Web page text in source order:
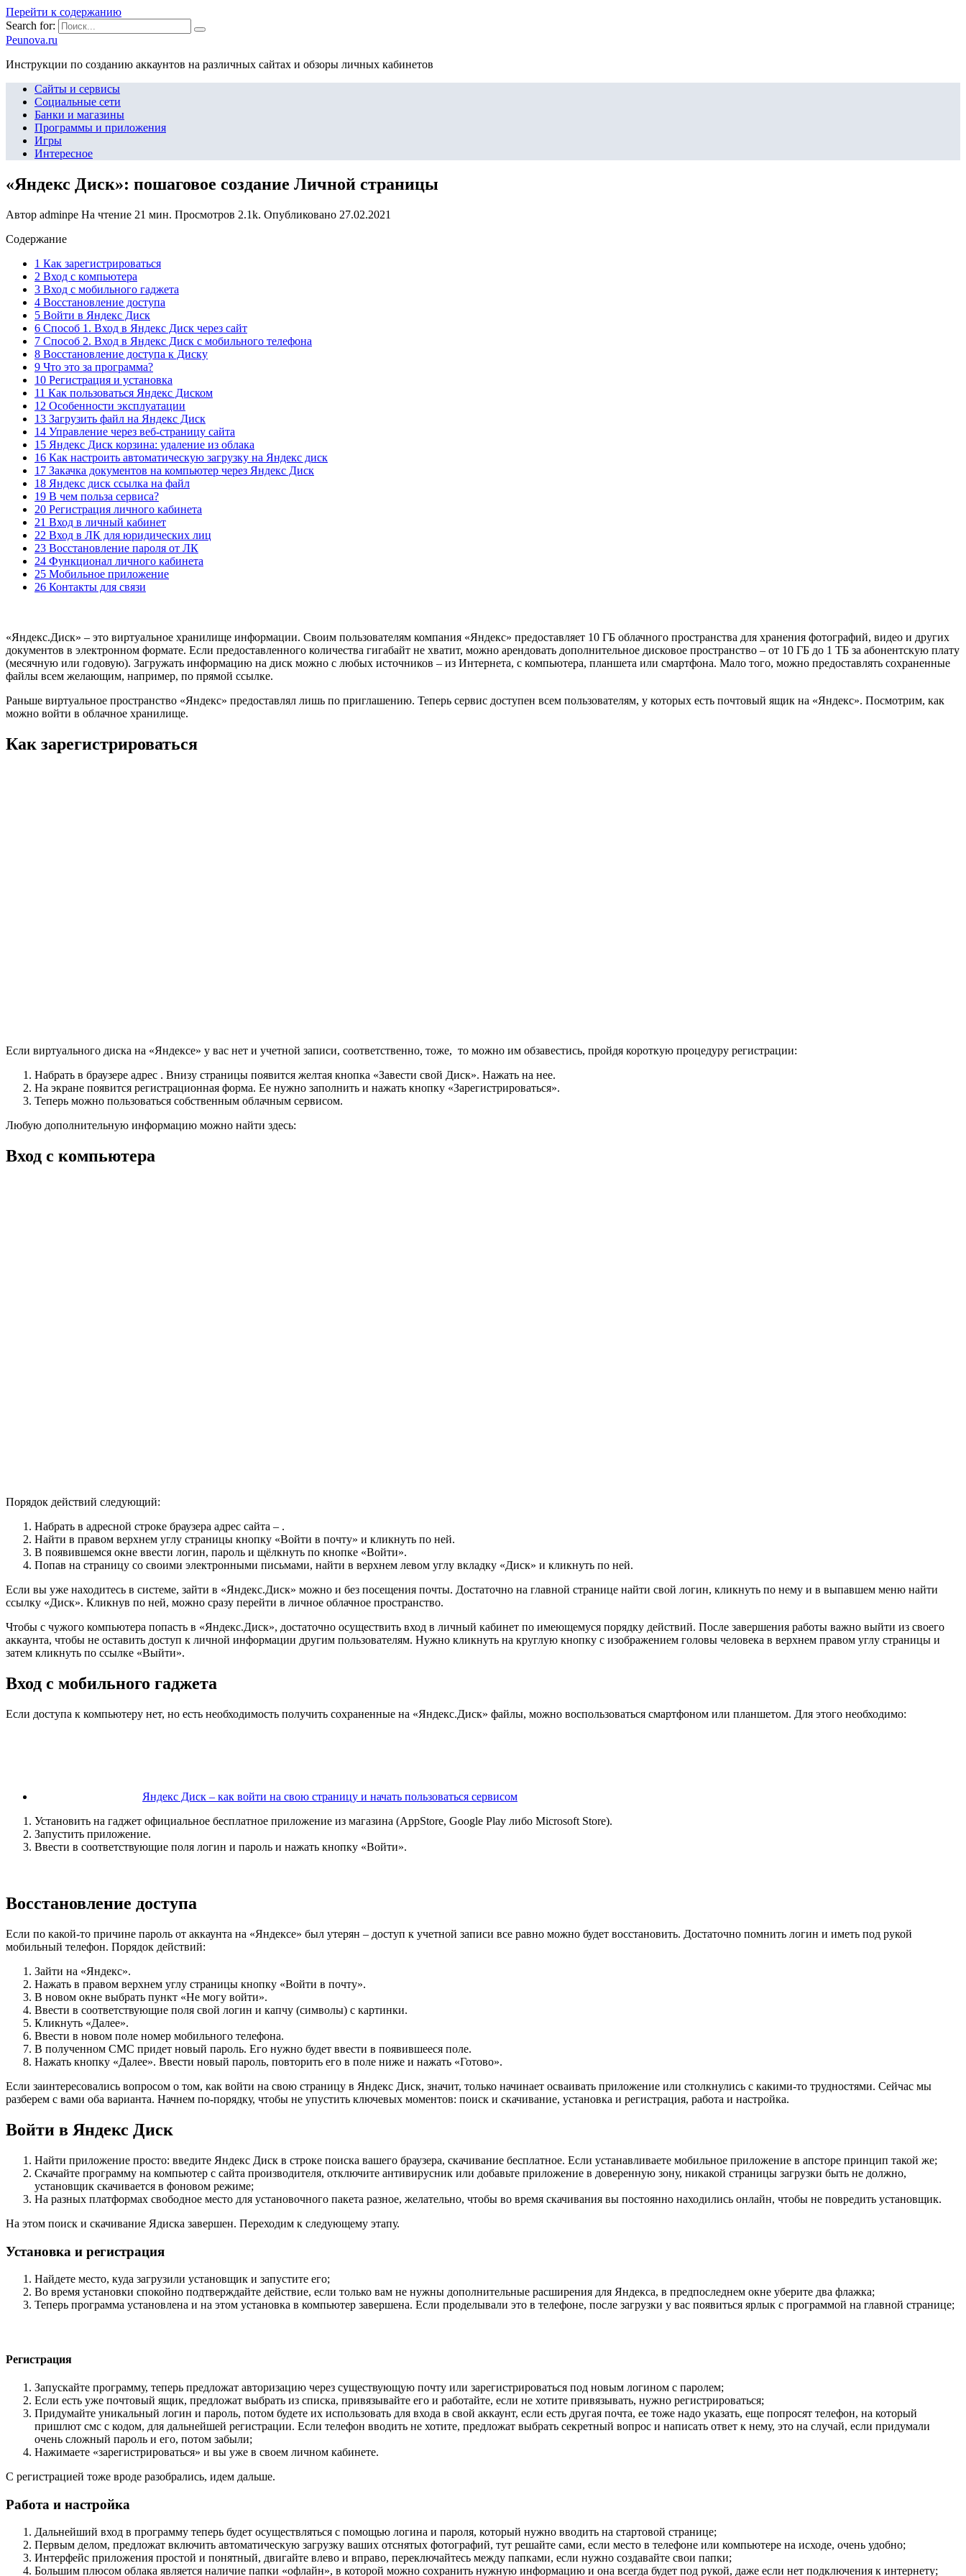
Перейти к содержанию
Search for:
Peunova.ru
Инструкции по созданию аккаунтов на различных сайтах и обзоры личных кабинетов
Сайты и сервисы
Социальные сети
Банки и магазины
Программы и приложения
Игры
Интересное
«Яндекс Диск»: пошаговое создание Личной страницы
Автор adminpe На чтение 21 мин. Просмотров 2.1k. Опубликовано 27.02.2021
Содержание
1 Как зарегистрироваться
2 Вход с компьютера
3 Вход с мобильного гаджета
4 Восстановление доступа
5 Войти в Яндекс Диск
6 Способ 1. Вход в Яндекс Диск через сайт
7 Способ 2. Вход в Яндекс Диск с мобильного телефона
8 Восстановление доступа к Диску
9 Что это за программа?
10 Регистрация и установка
11 Как пользоваться Яндекс Диском
12 Особенности эксплуатации
13 Загрузить файл на Яндекс Диск
14 Управление через веб-страницу сайта
15 Яндекс Диск корзина: удаление из облака
16 Как настроить автоматическую загрузку на Яндекс диск
17 Закачка документов на компьютер через Яндекс Диск
18 Яндекс диск ссылка на файл
19 В чем польза сервиса?
20 Регистрация личного кабинета
21 Вход в личный кабинет
22 Вход в ЛК для юридических лиц
23 Восстановление пароля от ЛК
24 Функционал личного кабинета
25 Мобильное приложение
26 Контакты для связи
«Яндекс.Диск» – это виртуальное хранилище информации. Своим пользователям компания «Яндекс» предоставляет 10 ГБ облачного пространства для хранения фотографий, видео и других
документов в электронном формате. Если предоставленного количества гигабайт не хватит, можно арендовать дополнительное дисковое пространство – от 10 ГБ до 1 ТБ за абонентскую плату
(месячную или годовую). Загружать информацию на диск можно с любых источников – из Интернета, с компьютера, планшета или смартфона. Мало того, можно предоставлять сохраненные
файлы всем желающим, например, по прямой ссылке.
Раньше виртуальное пространство «Яндекс» предоставлял лишь по приглашению. Теперь сервис доступен всем пользователям, у которых есть почтовый ящик на «Яндекс». Посмотрим, как
можно войти в облачное хранилище.
Как зарегистрироваться
Если виртуального диска на «Яндексе» у вас нет и учетной записи, соответственно, тоже, то можно им обзавестись, пройдя короткую процедуру регистрации:
Набрать в браузере адрес . Внизу страницы появится желтая кнопка «Завести свой Диск». Нажать на нее.
На экране появится регистрационная форма. Ее нужно заполнить и нажать кнопку «Зарегистрироваться».
Теперь можно пользоваться собственным облачным сервисом.
Любую дополнительную информацию можно найти здесь:
Вход с компьютера
Порядок действий следующий:
Набрать в адресной строке браузера адрес сайта – .
Найти в правом верхнем углу страницы кнопку «Войти в почту» и кликнуть по ней.
В появившемся окне ввести логин, пароль и щёлкнуть по кнопке «Войти».
Попав на страницу со своими электронными письмами, найти в верхнем левом углу вкладку «Диск» и кликнуть по ней.
Если вы уже находитесь в системе, зайти в «Яндекс.Диск» можно и без посещения почты. Достаточно на главной странице найти свой логин, кликнуть по нему и в выпавшем меню найти
ссылку «Диск». Кликнув по ней, можно сразу перейти в личное облачное пространство.
Чтобы с чужого компьютера попасть в «Яндекс.Диск», достаточно осуществить вход в личный кабинет по имеющемуся порядку действий. После завершения работы важно выйти из своего
аккаунта, чтобы не оставить доступ к личной информации другим пользователям. Нужно кликнуть на круглую кнопку с изображением головы человека в верхнем правом углу страницы и
затем кликнуть по ссылке «Выйти».
Вход с мобильного гаджета
Если доступа к компьютеру нет, но есть необходимость получить сохраненные на «Яндекс.Диск» файлы, можно воспользоваться смартфоном или планшетом. Для этого необходимо:
Яндекс Диск – как войти на свою страницу и начать пользоваться сервисом
Установить на гаджет официальное бесплатное приложение из магазина (AppStore, Google Play либо Microsoft Store).
Запустить приложение.
Ввести в соответствующие поля логин и пароль и нажать кнопку «Войти».
Восстановление доступа
Если по какой-то причине пароль от аккаунта на «Яндексе» был утерян – доступ к учетной записи все равно можно будет восстановить. Достаточно помнить логин и иметь под рукой
мобильный телефон. Порядок действий:
Зайти на «Яндекс».
Нажать в правом верхнем углу страницы кнопку «Войти в почту».
В новом окне выбрать пункт «Не могу войти».
Ввести в соответствующие поля свой логин и капчу (символы) с картинки.
Кликнуть «Далее».
Ввести в новом поле номер мобильного телефона.
В полученном СМС придет новый пароль. Его нужно будет ввести в появившееся поле.
Нажать кнопку «Далее». Ввести новый пароль, повторить его в поле ниже и нажать «Готово».
Если заинтересовались вопросом о том, как войти на свою страницу в Яндекс Диск, значит, только начинает осваивать приложение или столкнулись с какими-то трудностями. Сейчас мы
разберем с вами оба варианта. Начнем по-порядку, чтобы не упустить ключевых моментов: поиск и скачивание, установка и регистрация, работа и настройка.
Войти в Яндекс Диск
Найти приложение просто: введите Яндекс Диск в строке поиска вашего браузера, скачивание бесплатное. Если устанавливаете мобильное приложение в апсторе принцип такой же;
Скачайте программу на компьютер с сайта производителя, отключите антивирусник или добавьте приложение в доверенную зону, никакой страницы загрузки быть не должно,
установщик скачивается в фоновом режиме;
На разных платформах свободное место для установочного пакета разное, желательно, чтобы во время скачивания вы постоянно находились онлайн, чтобы не повредить установщик.
На этом поиск и скачивание Ядиска завершен. Переходим к следующему этапу.
Установка и регистрация
Найдете место, куда загрузили установщик и запустите его;
Во время установки спокойно подтверждайте действие, если только вам не нужны дополнительные расширения для Яндекса, в предпоследнем окне уберите два флажка;
Теперь программа установлена и на этом установка в компьютер завершена. Если проделывали это в телефоне, после загрузки у вас появиться ярлык с программой на главной странице;
Регистрация
Запускайте программу, теперь предложат авторизацию через существующую почту или зарегистрироваться под новым логином с паролем;
Если есть уже почтовый ящик, предложат выбрать из списка, привязывайте его и работайте, если не хотите привязывать, нужно регистрироваться;
Придумайте уникальный логин и пароль, потом будете их использовать для входа в свой аккаунт, если есть другая почта, ее тоже надо указать, еще попросят телефон, на который
пришлют смс с кодом, для дальнейшей регистрации. Если телефон вводить не хотите, предложат выбрать секретный вопрос и написать ответ к нему, это на случай, если придумали
очень сложный пароль и его, потом забыли;
Нажимаете «зарегистрироваться» и вы уже в своем личном кабинете.
С регистрацией тоже вроде разобрались, идем дальше.
Работа и настройка
Дальнейший вход в программу теперь будет осуществляться с помощью логина и пароля, который нужно вводить на стартовой странице;
Первым делом, предложат включить автоматическую загрузку ваших отснятых фотографий, тут решайте сами, если место в телефоне или компьютере на исходе, очень удобно;
Интерфейс приложения простой и понятный, двигайте влево и вправо, переключайтесь между папками, если нужно создавайте свои папки;
Большим плюсом облака является наличие папки «офлайн», в которой можно сохранить нужную информацию и она всегда будет под рукой, даже если нет подключения к интернету;